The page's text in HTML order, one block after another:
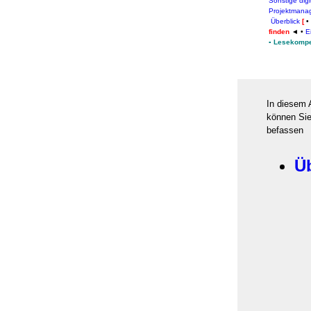
Überblick [•
finden ◄ •
▪
In diesem
können
befassen